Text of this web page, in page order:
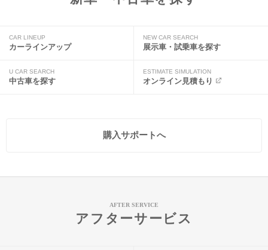
CAR LINEUP
カーラインアップ
NEW CAR SEARCH
展示車・試乗車を探す
U CAR SEARCH
中古車を探す
ESTIMATE SIMULATION
オンライン見積もり
購入サポートへ
AFTER SERVICE
アフターサービス